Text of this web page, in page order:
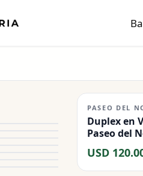
PASEO DEL
Duplex en
Paseo del
USD